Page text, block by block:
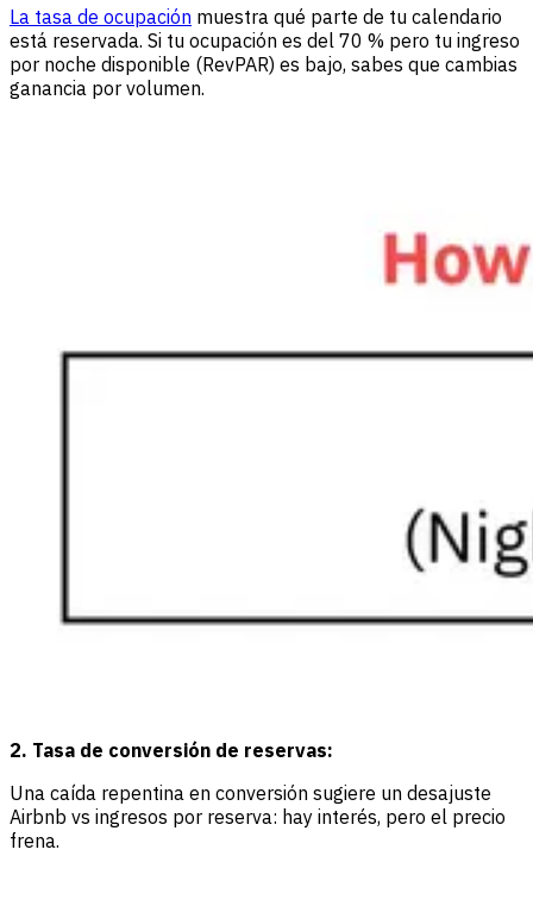
La tasa de ocupación muestra qué parte de tu calendario
está reservada. Si tu ocupación es del 70 % pero tu ingreso
por noche disponible (RevPAR) es bajo, sabes que cambias
ganancia por volumen.
2. Tasa de conversión de reservas:
Una caída repentina en conversión sugiere un desajuste
Airbnb vs ingresos por reserva: hay interés, pero el precio
frena.